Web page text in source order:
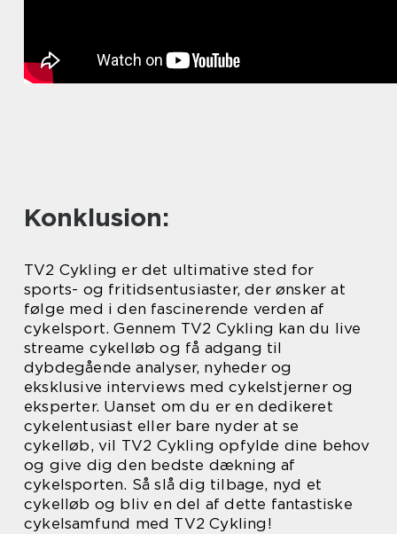
Konklusion:
TV2 Cykling er det ultimative sted for
sports- og fritidsentusiaster, der ønsker at
følge med i den fascinerende verden af
cykelsport. Gennem TV2 Cykling kan du live
streame cykelløb og få adgang til
dybdegående analyser, nyheder og
eksklusive interviews med cykelstjerner og
eksperter. Uanset om du er en dedikeret
cykelentusiast eller bare nyder at se
cykelløb, vil TV2 Cykling opfylde dine behov
og give dig den bedste dækning af
cykelsporten. Så slå dig tilbage, nyd et
cykelløb og bliv en del af dette fantastiske
cykelsamfund med TV2 Cykling!